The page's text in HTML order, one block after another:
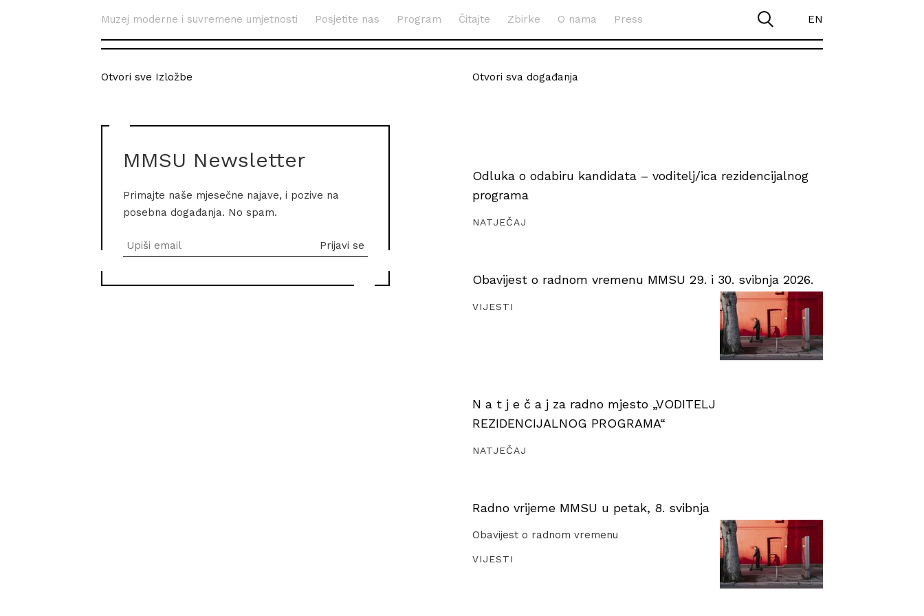
Muzej moderne i suvremene umjetnosti Posjetite nas Program Čitajte Zbirke O nama Press EN
Otvori sve Izložbe
MMSU Newsletter
Primajte naše mjesečne najave, i pozive na
posebna događanja. No spam.
Otvori sva događanja
Odluka o odabiru kandidata – voditelj/ica rezidencijalnog
programa
NATJEČAJ
Obavijest o radnom vremenu MMSU 29. i 30. svibnja 2026.
VIJESTI
N a t j e č a j za radno mjesto „VODITELJ
REZIDENCIJALNOG PROGRAMA“
NATJEČAJ
Radno vrijeme MMSU u petak, 8. svibnja
Obavijest o radnom vremenu
VIJESTI